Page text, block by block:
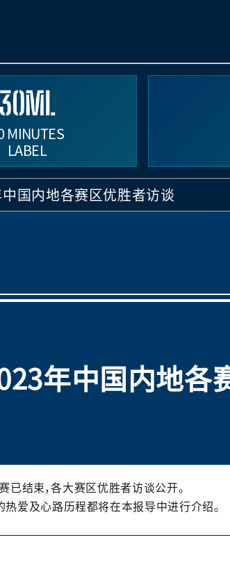
MINUTES
LABEL
中国内地各赛区优胜者访谈
年中国内地
结束，各大赛区优胜者访谈公开。
爱及心路历程都将在本报导中进行介绍。